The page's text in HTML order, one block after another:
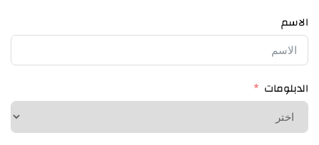
الاسم
الدبلومات